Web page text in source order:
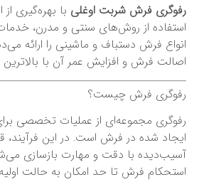
رفوگری فرش شربت اوغلی با بهره‌گیری از
استفاده از روش‌های سنتی و مدرن،
انواع فرش دستباف و ماشینی را ارائه
اصالت فرش و افزایش عمر آن با
رفوگری فرش چیست؟
رفوگری مجموعه‌ای از عملیات تخصصی
ایجاد شده در فرش است. در این
آسیب‌دیده با دقت و مهارت بازسازی
استحکام فرش تا حد امکان به حالت اولیه